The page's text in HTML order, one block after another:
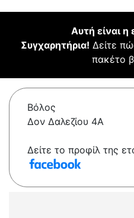
Αυτή είναι η
Συγχαρητήρια! Δείτε
πακέτο
Βόλος
Δον Δαλεζίου 4Α
Δείτε το προφίλ της